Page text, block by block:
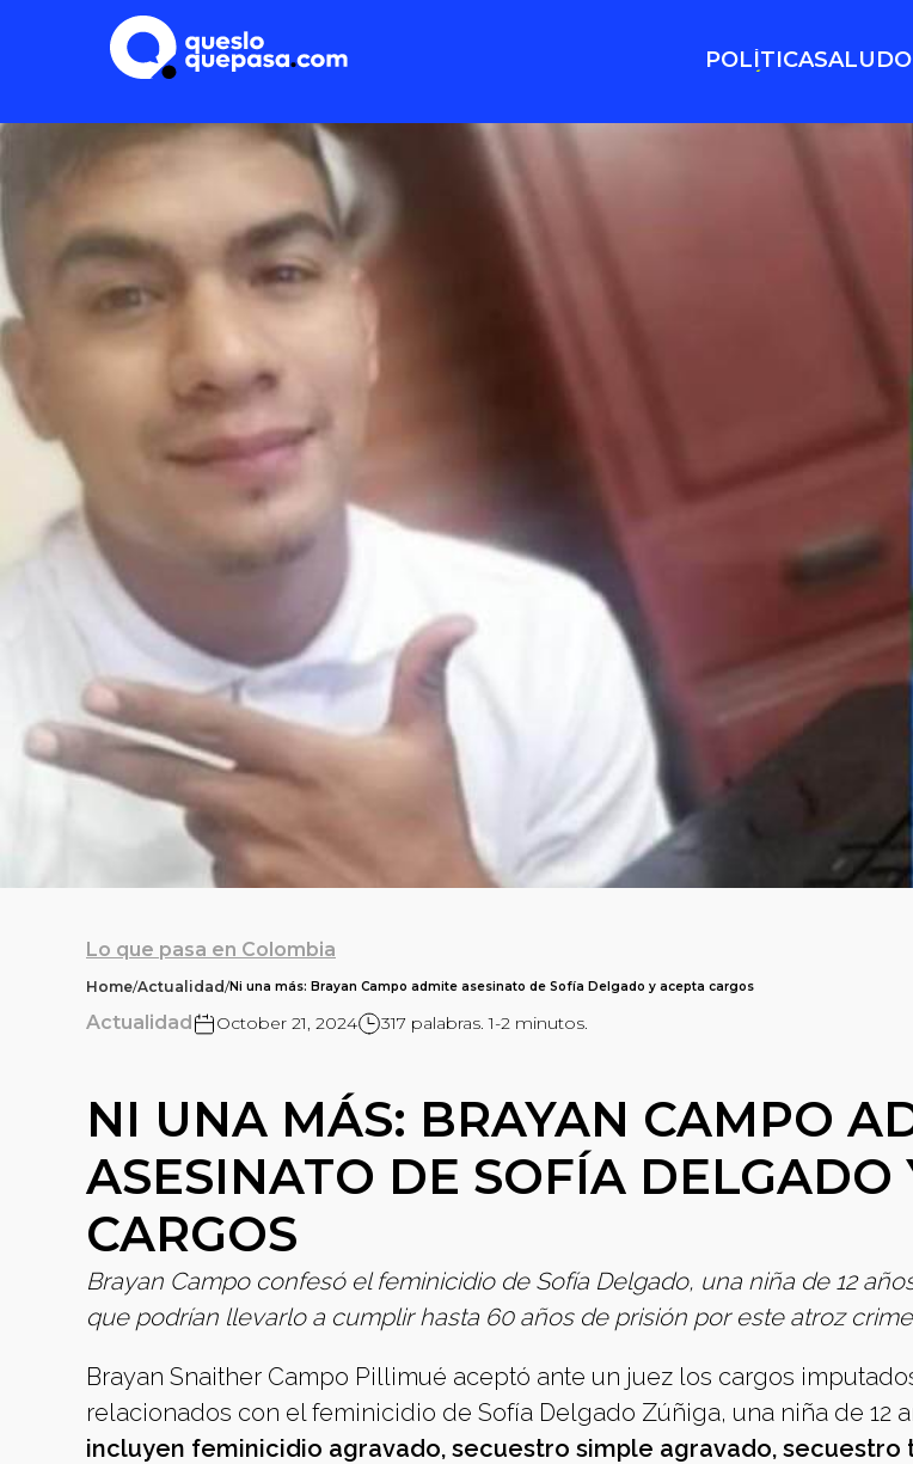
POLÍTICASALUD
Lo que pasa en Colombia
Home/Actualidad/Ni una más: Brayan Campo admite asesinato de Sofía Delgado y acepta cargos
Actualidad October 21, 2024 317 palabras. 1-2 minutos.
NI UNA MÁS: BRAYAN CAMPO
ASESINATO DE SOFÍA DELGADO
CARGOS
Brayan Campo confesó el feminicidio de Sofía Delgado, una niña de 12
que podrían llevarlo a cumplir hasta 60 años de prisión por este atroz
Brayan Snaither Campo Pillimué aceptó ante un juez los cargos
relacionados con el feminicidio de Sofía Delgado Zúñiga, una niña de 12
incluyen feminicidio agravado, secuestro simple agravado, secuestro